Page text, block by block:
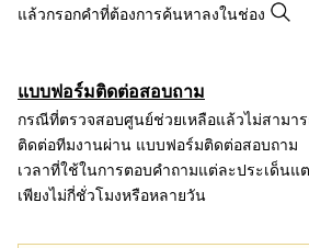
แล้วกรอกคำที่ต้องการค้นหาลงในช่อง
แบบฟอร์มติดต่อสอบถาม
กรณีที่ตรวจสอบศูนย์ช่วยเหลือแล้วไม่สามา
ติดต่อทีมงานผ่าน แบบฟอร์มติดต่อสอบถาม
เวลาที่ใช้ในการตอบคำถามแต่ละประเด็นแ
เพียงไม่กี่ชั่วโมงหรือหลายวัน